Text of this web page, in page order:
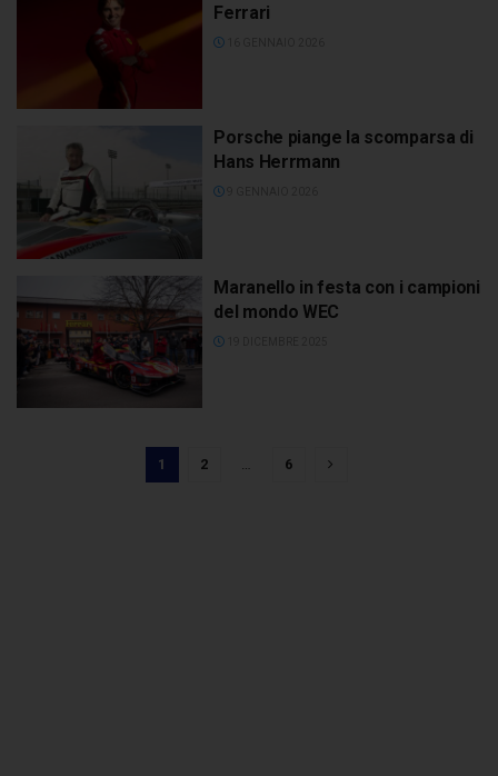
Ferrari
Porsche piange la scomparsa di
Hans Herrmann
Maranello in festa con i campioni
del mondo WEC
1 2 … 6